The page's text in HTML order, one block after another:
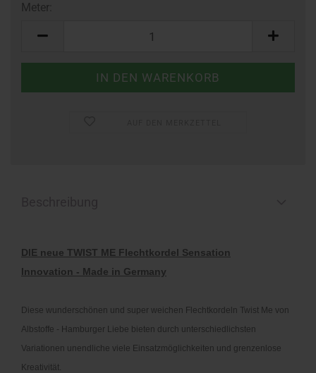
Meter:
DIE neue TWIST ME Flechtkordel Sensation
Innovation - Made in Germany
Diese wunderschönen und super weichen Flechtkordeln Twist Me von
Albstoffe - Hamburger Liebe bieten durch unterschiedlichsten
Variationen unendliche viele Einsatzmöglichkeiten und grenzenlose
Kreativität.